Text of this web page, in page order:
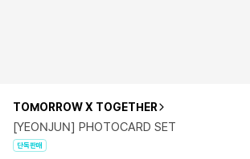
TOMORROW X TOGETHER
[YEONJUN] PHOTOCARD SET
단독판매